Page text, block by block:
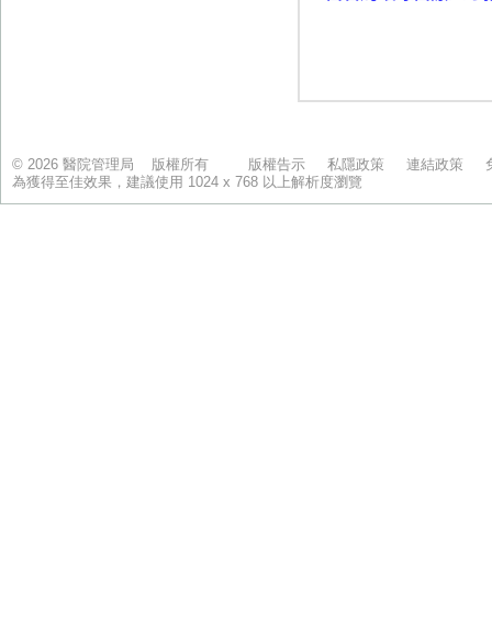
© 2026 醫院管理局 版權所有 版權告示 私隱政策 連結政策
為獲得至佳效果，建議使用 1024 x 768 以上解析度瀏覽